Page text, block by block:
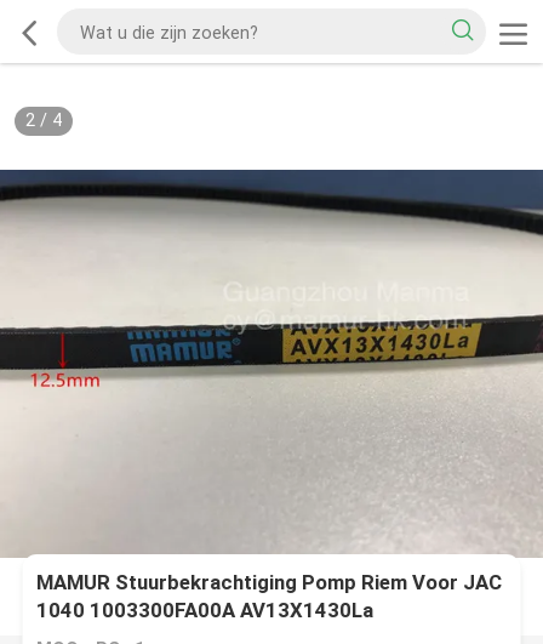
2/ 4
MAMUR Stuurbekrachtiging Pomp Riem Voor JAC
1040 1003300FA00A AV13X1430La